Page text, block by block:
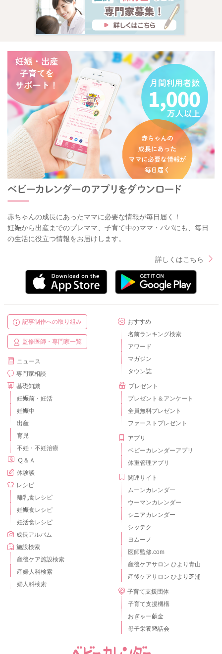
赤ちゃんの成長にあったママに必要な情報が毎日届く！
妊娠から出産までのプレママ、子育て中のママ・パパにも、毎日
の生活に役立つ情報をお届けします。
詳しくはこちら
記事制作への取り組み
監修医師・専門家一覧
ニュース
専門家相談
基礎知識
妊娠前・妊活
妊娠中
出産
育児
不妊・不妊治療
Ｑ＆Ａ
体験談
レシピ
離乳食レシピ
妊娠食レシピ
妊活食レシピ
成長アルバム
施設検索
産後ケア施設検索
産婦人科検索
婦人科検索
おすすめ
名前ランキング検索
アワード
マガジン
タウン誌
プレゼント
プレゼント＆アンケート
全員無料プレゼント
ファーストプレゼント
アプリ
ベビーカレンダーアプリ
体重管理アプリ
関連サイト
ムーンカレンダー
ウーマンカレンダー
シニアカレンダー
シッテク
ヨムーノ
医師監修.com
産後ケアサロン ひより青山
産後ケアサロン ひより芝浦
子育て支援団体
子育て支援機構
おぎゃー献金
母子栄養懇話会